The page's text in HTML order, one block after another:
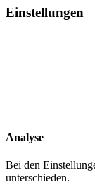
Einstellungen
Analyse
Bei den
unterschieden.